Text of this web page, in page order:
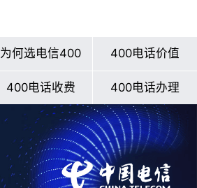
为何选电信400 400电话价值
400电话收费 400电话办理